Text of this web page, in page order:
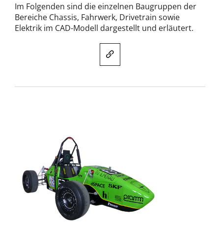
Im Folgenden sind die einzelnen Baugruppen der
Bereiche Chassis, Fahrwerk, Drivetrain sowie
Elektrik im CAD-Modell dargestellt und erläutert.